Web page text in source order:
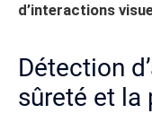
d’interactions
Détection
sûreté et la